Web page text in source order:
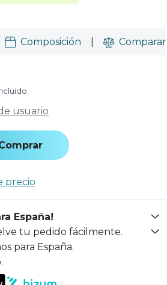
Composición Comparar
usuario
precio
España!
tu pedido fácilmente.
para España.